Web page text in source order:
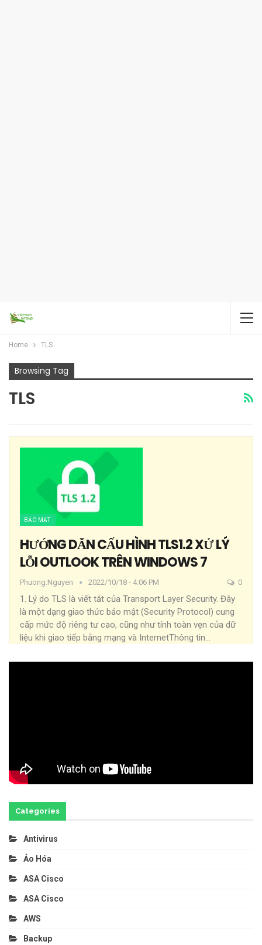
Home TLS
Browsing Tag
TLS
BẢO MẬT
HƯỚNG DẪN CẤU HÌNH TLS1.2 XỬ LÝ
LỖI OUTLOOK TRÊN WINDOWS 7
Phuong.nguyen 2022/10/18 - 4:06 PM 0
1. Lý do TLS là viết tắt của Transport Layer Security. Đây
là một dạng giao thức bảo mật (Security Protocol) cung
cấp mức độ riêng tư cao, cũng như tính toàn vẹn của dữ
liệu khi giao tiếp bằng mạng và InternetThông tin…
Categories
Antivirus
Ảo Hóa
ASA Cisco
ASA Cisco
AWS
Backup